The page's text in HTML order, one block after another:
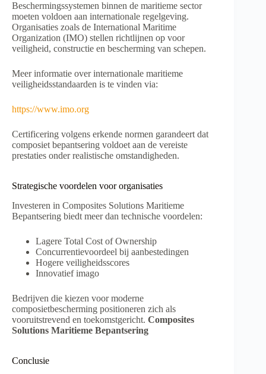
Beschermingssystemen binnen de maritieme sector
moeten voldoen aan internationale regelgeving.
Organisaties zoals de International Maritime
Organization (IMO) stellen richtlijnen op voor
veiligheid, constructie en bescherming van schepen.
Meer informatie over internationale maritieme
veiligheidsstandaarden is te vinden via:
https://www.imo.org
Certificering volgens erkende normen garandeert dat
composiet bepantsering voldoet aan de vereiste
prestaties onder realistische omstandigheden.
Strategische voordelen voor organisaties
Investeren in Composites Solutions Maritieme
Bepantsering biedt meer dan technische voordelen:
Lagere Total Cost of Ownership
Concurrentievoordeel bij aanbestedingen
Hogere veiligheidsscores
Innovatief imago
Bedrijven die kiezen voor moderne
composietbescherming positioneren zich als
vooruitstrevend en toekomstgericht. Composites
Solutions Maritieme Bepantsering
Conclusie